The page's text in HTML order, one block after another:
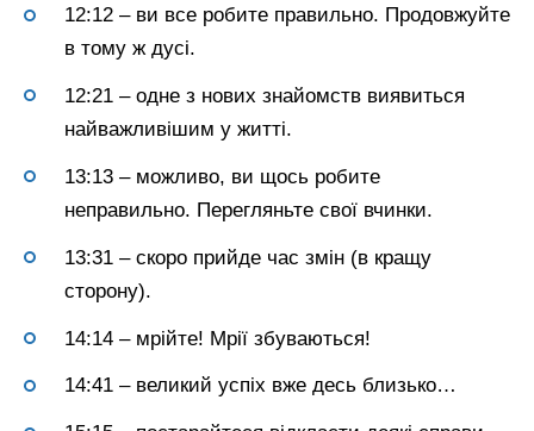
12:12 – ви все робите правильно. Продовжуйте
в тому ж дусі.
12:21 – одне з нових знайомств виявиться
найважливішим у житті.
13:13 – можливо, ви щось робите
неправильно. Перегляньте свої вчинки.
13:31 – скоро прийде час змін (в кращу
сторону).
14:14 – мрійте! Мрії збуваються!
14:41 – великий успіх вже десь близько…